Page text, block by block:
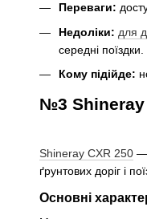
Переваги:
Недоліки: для
середні поїздки.
Кому підійде:
№3 Shineray
Shineray CXR 250 —
ґрунтових доріг і
Основні